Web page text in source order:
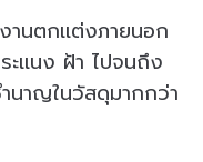
านตกเเต่งภายนอก
เเนง ฝ้า ไปจนถึง
นาญในวัสดุมากกว่า